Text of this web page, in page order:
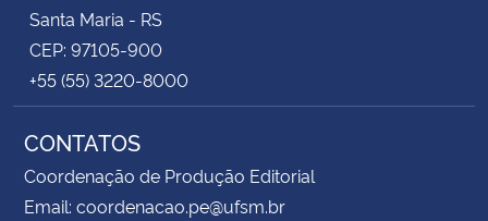
Santa Maria - RS
CEP: 97105-900
+55 (55) 3220-8000
CONTATOS
Coordenação de Produção Editorial
Email: coordenacao.pe@ufsm.br